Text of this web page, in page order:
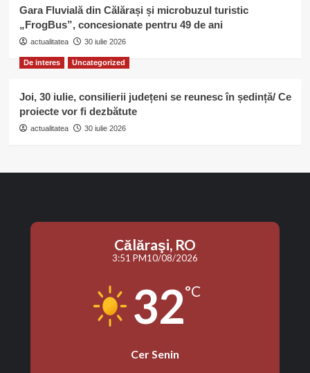
Gara Fluvială din Călărași și microbuzul turistic
„FrogBus”, concesionate pentru 49 de ani
actualitatea 30 iulie 2026
De interes Uncategorized
Joi, 30 iulie, consilierii județeni se reunesc în ședință/ Ce
proiecte vor fi dezbătute
actualitatea 30 iulie 2026
Călăraşi, RO
3:51 PM10/08/2026
32°C
Cer Senin